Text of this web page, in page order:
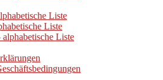
Liste
Liste
alphabetische Liste